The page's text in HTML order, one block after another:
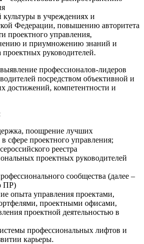
в учреждениях и
Федерации, повышению авторитета
проектного управления,
и приумножению знаний и
проектных руководителей.
профессионалов-лидеров
посредством объективной и
достижений, компетентности и
поощрение лучших
сфере проектного управления;
реестра
проектных руководителей
сообщества (далее –
ПР)
опыта управления проектами,
проектными офисами,
проектной деятельностью в
профессиональных лифтов и
карьеры.